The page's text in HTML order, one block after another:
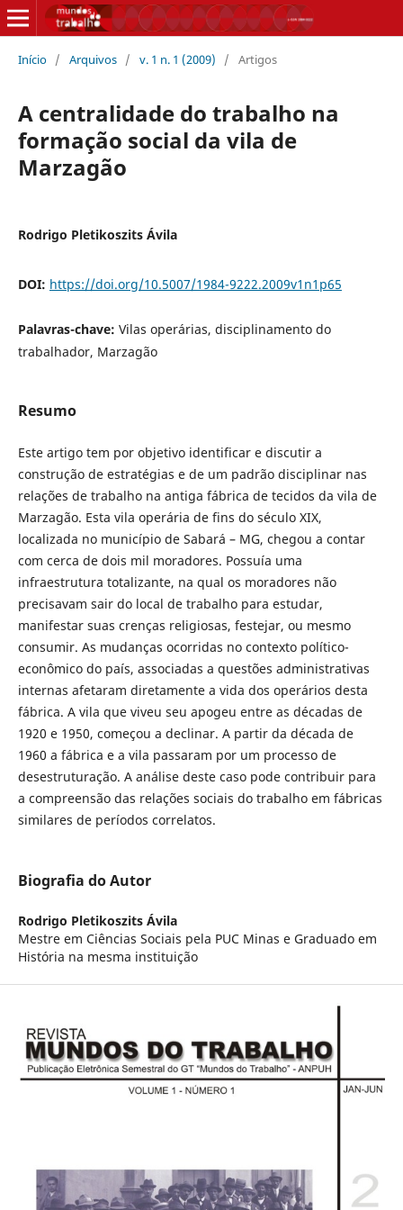
Início / Arquivos / v. 1 n. 1 (2009) / Artigos
A centralidade do trabalho na
formação social da vila de
Marzagão
Rodrigo Pletikoszits Ávila
DOI: https://doi.org/10.5007/1984-9222.2009v1n1p65
Palavras-chave: Vilas operárias, disciplinamento do
trabalhador, Marzagão
Resumo
Este artigo tem por objetivo identificar e discutir a
construção de estratégias e de um padrão disciplinar nas
relações de trabalho na antiga fábrica de tecidos da vila de
Marzagão. Esta vila operária de fins do século XIX,
localizada no município de Sabará – MG, chegou a contar
com cerca de dois mil moradores. Possuía uma
infraestrutura totalizante, na qual os moradores não
precisavam sair do local de trabalho para estudar,
manifestar suas crenças religiosas, festejar, ou mesmo
consumir. As mudanças ocorridas no contexto político-
econômico do país, associadas a questões administrativas
internas afetaram diretamente a vida dos operários desta
fábrica. A vila que viveu seu apogeu entre as décadas de
1920 e 1950, começou a declinar. A partir da década de
1960 a fábrica e a vila passaram por um processo de
desestruturação. A análise deste caso pode contribuir para
a compreensão das relações sociais do trabalho em fábricas
similares de períodos correlatos.
Biografia do Autor
Rodrigo Pletikoszits Ávila
Mestre em Ciências Sociais pela PUC Minas e Graduado em
História na mesma instituição